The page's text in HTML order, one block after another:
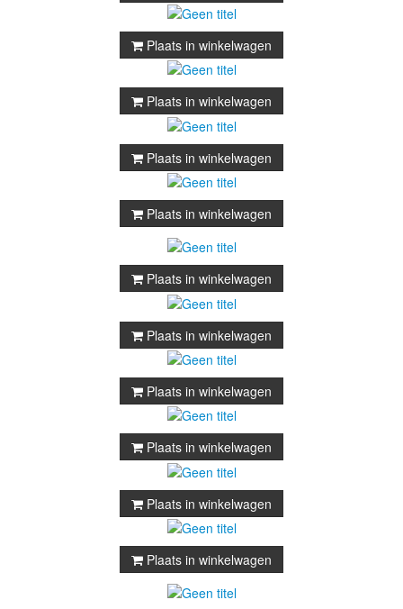
Plaats in winkelwagen
Plaats in winkelwagen
Plaats in winkelwagen
Plaats in winkelwagen
Plaats in winkelwagen
Plaats in winkelwagen
Plaats in winkelwagen
Plaats in winkelwagen
Plaats in winkelwagen
Plaats in winkelwagen